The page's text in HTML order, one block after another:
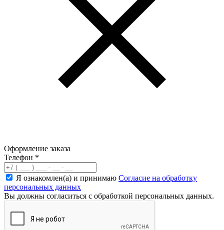
Оформление заказа
Телефон *
Я ознакомлен(а) и принимаю Согласие на обработку
персональных данных
Вы должны согласиться с обработкой персональных данных.